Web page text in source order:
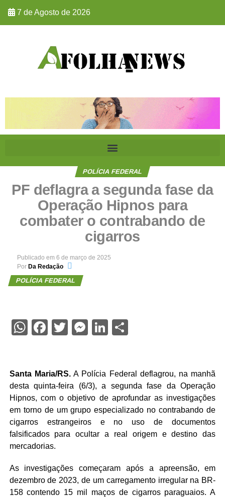
7 de Agosto de 2026
POLÍCIA FEDERAL
PF deflagra a segunda fase da
Operação Hipnos para
combater o contrabando de
cigarros
Publicado em 6 de março de 2025
Por Da Redação
POLÍCIA FEDERAL
WhatsApp
Facebook
Twitter
Messenger
LinkedIn
Share
Santa Maria/RS.A Polícia Federal deflagrou, na manhã
desta quinta-feira (6/3), a segunda fase da Operação
Hipnos, com o objetivo de aprofundar as investigações
em torno de um grupo especializado no contrabando de
cigarros estrangeiros e no uso de documentos
falsificados para ocultar a real origem e destino das
mercadorias.
As investigações começaram após a apreensão, em
dezembro de 2023, de um carregamento irregular na BR-
158 contendo 15 mil maços de cigarros paraguaios. A